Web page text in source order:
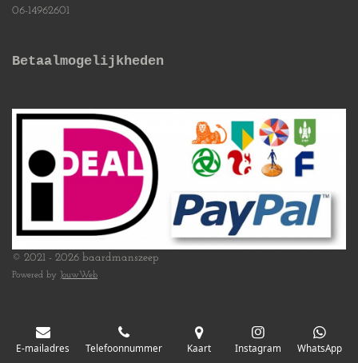
06-14962601
Betaalmogelijkheden
© 2021 - 2026 baardmanszeep
Powered by JouwWeb
E-mailadres Telefoonnummer Kaart Instagram WhatsApp